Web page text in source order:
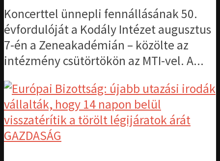
Koncerttel ünnepli fennállásának 50.
évfordulóját a Kodály Intézet augusztus
7-én a Zeneakadémián – közölte az
intézmény csütörtökön az MTI-vel. A...
GAZDASÁG